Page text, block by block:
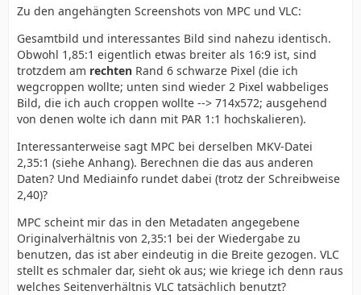
Zu den angehängten Screenshots von MPC und VLC:
Gesamtbild und interessantes Bild sind nahezu identisch.
Obwohl 1,85:1 eigentlich etwas breiter als 16:9 ist, sind
trotzdem am rechten Rand 6 schwarze Pixel (die ich
wegcroppen wollte; unten sind wieder 2 Pixel wabbeliges
Bild, die ich auch croppen wollte --> 714x572; ausgehend
von denen wolte ich dann mit PAR 1:1 hochskalieren).
Interessanterweise sagt MPC bei derselben MKV-Datei
2,35:1 (siehe Anhang). Berechnen die das aus anderen
Daten? Und Mediainfo rundet dabei (trotz der Schreibweise
2,40)?
MPC scheint mir das in den Metadaten angegebene
Originalverhältnis von 2,35:1 bei der Wiedergabe zu
benutzen, das ist aber eindeutig in die Breite gezogen. VLC
stellt es schmaler dar, sieht ok aus; wie kriege ich denn raus
welches Seitenverhältnis VLC tatsächlich benutzt?